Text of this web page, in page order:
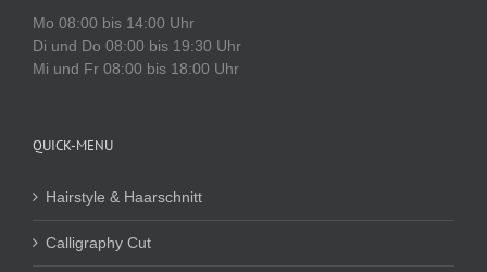
Mo 08:00 bis 14:00 Uhr
Di und Do 08:00 bis 19:30 Uhr
Mi und Fr 08:00 bis 18:00 Uhr
QUICK-MENU
Hairstyle & Haarschnitt
Calligraphy Cut